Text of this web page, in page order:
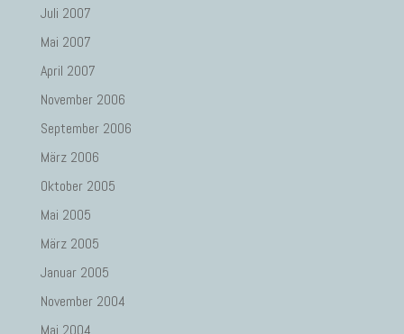
Juli 2007
Mai 2007
April 2007
November 2006
September 2006
März 2006
Oktober 2005
Mai 2005
März 2005
Januar 2005
November 2004
Mai 2004